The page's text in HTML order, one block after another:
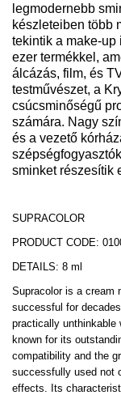
legmodernebb
készleteiben több
tekintik a make-up
ezer termékkel,
álcázás, film, és
testművészet, a
csúcsminőségű
számára. Nagy
és a vezető
sminket részesítik
SUPRACOLOR
PRODUCT CODE:
DETAILS: 8 ml
Supracolor is a cream
successful for
practically unthinkable
known for its
compatibility and the
successfully used not
effects. Its